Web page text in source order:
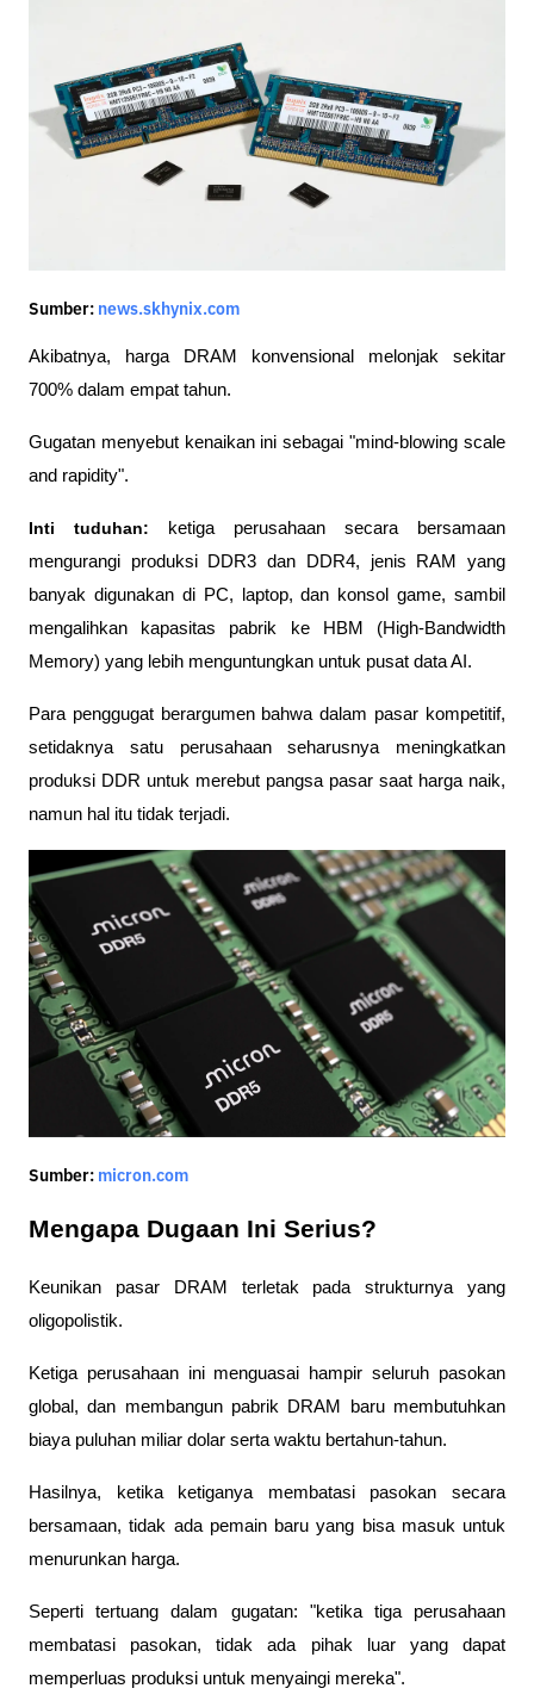
Sumber: news.skhynix.com
Akibatnya, harga DRAM konvensional melonjak sekitar
700% dalam empat tahun.
Gugatan menyebut kenaikan ini sebagai "mind-blowing scale
and rapidity".
Inti tuduhan: ketiga perusahaan secara bersamaan
mengurangi produksi DDR3 dan DDR4, jenis RAM yang
banyak digunakan di PC, laptop, dan konsol game, sambil
mengalihkan kapasitas pabrik ke HBM (High-Bandwidth
Memory) yang lebih menguntungkan untuk pusat data AI.
Para penggugat berargumen bahwa dalam pasar kompetitif,
setidaknya satu perusahaan seharusnya meningkatkan
produksi DDR untuk merebut pangsa pasar saat harga naik,
namun hal itu tidak terjadi.
Sumber: micron.com
Mengapa Dugaan Ini Serius?
Keunikan pasar DRAM terletak pada strukturnya yang
oligopolistik.
Ketiga perusahaan ini menguasai hampir seluruh pasokan
global, dan membangun pabrik DRAM baru membutuhkan
biaya puluhan miliar dolar serta waktu bertahun-tahun.
Hasilnya, ketika ketiganya membatasi pasokan secara
bersamaan, tidak ada pemain baru yang bisa masuk untuk
menurunkan harga.
Seperti tertuang dalam gugatan: "ketika tiga perusahaan
membatasi pasokan, tidak ada pihak luar yang dapat
memperluas produksi untuk menyaingi mereka".